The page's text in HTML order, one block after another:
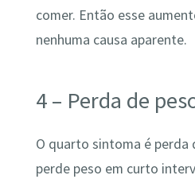
comer. Então esse
nenhuma causa aparente.
4 – Perda de
O quarto sintoma é perda
perde peso em curto